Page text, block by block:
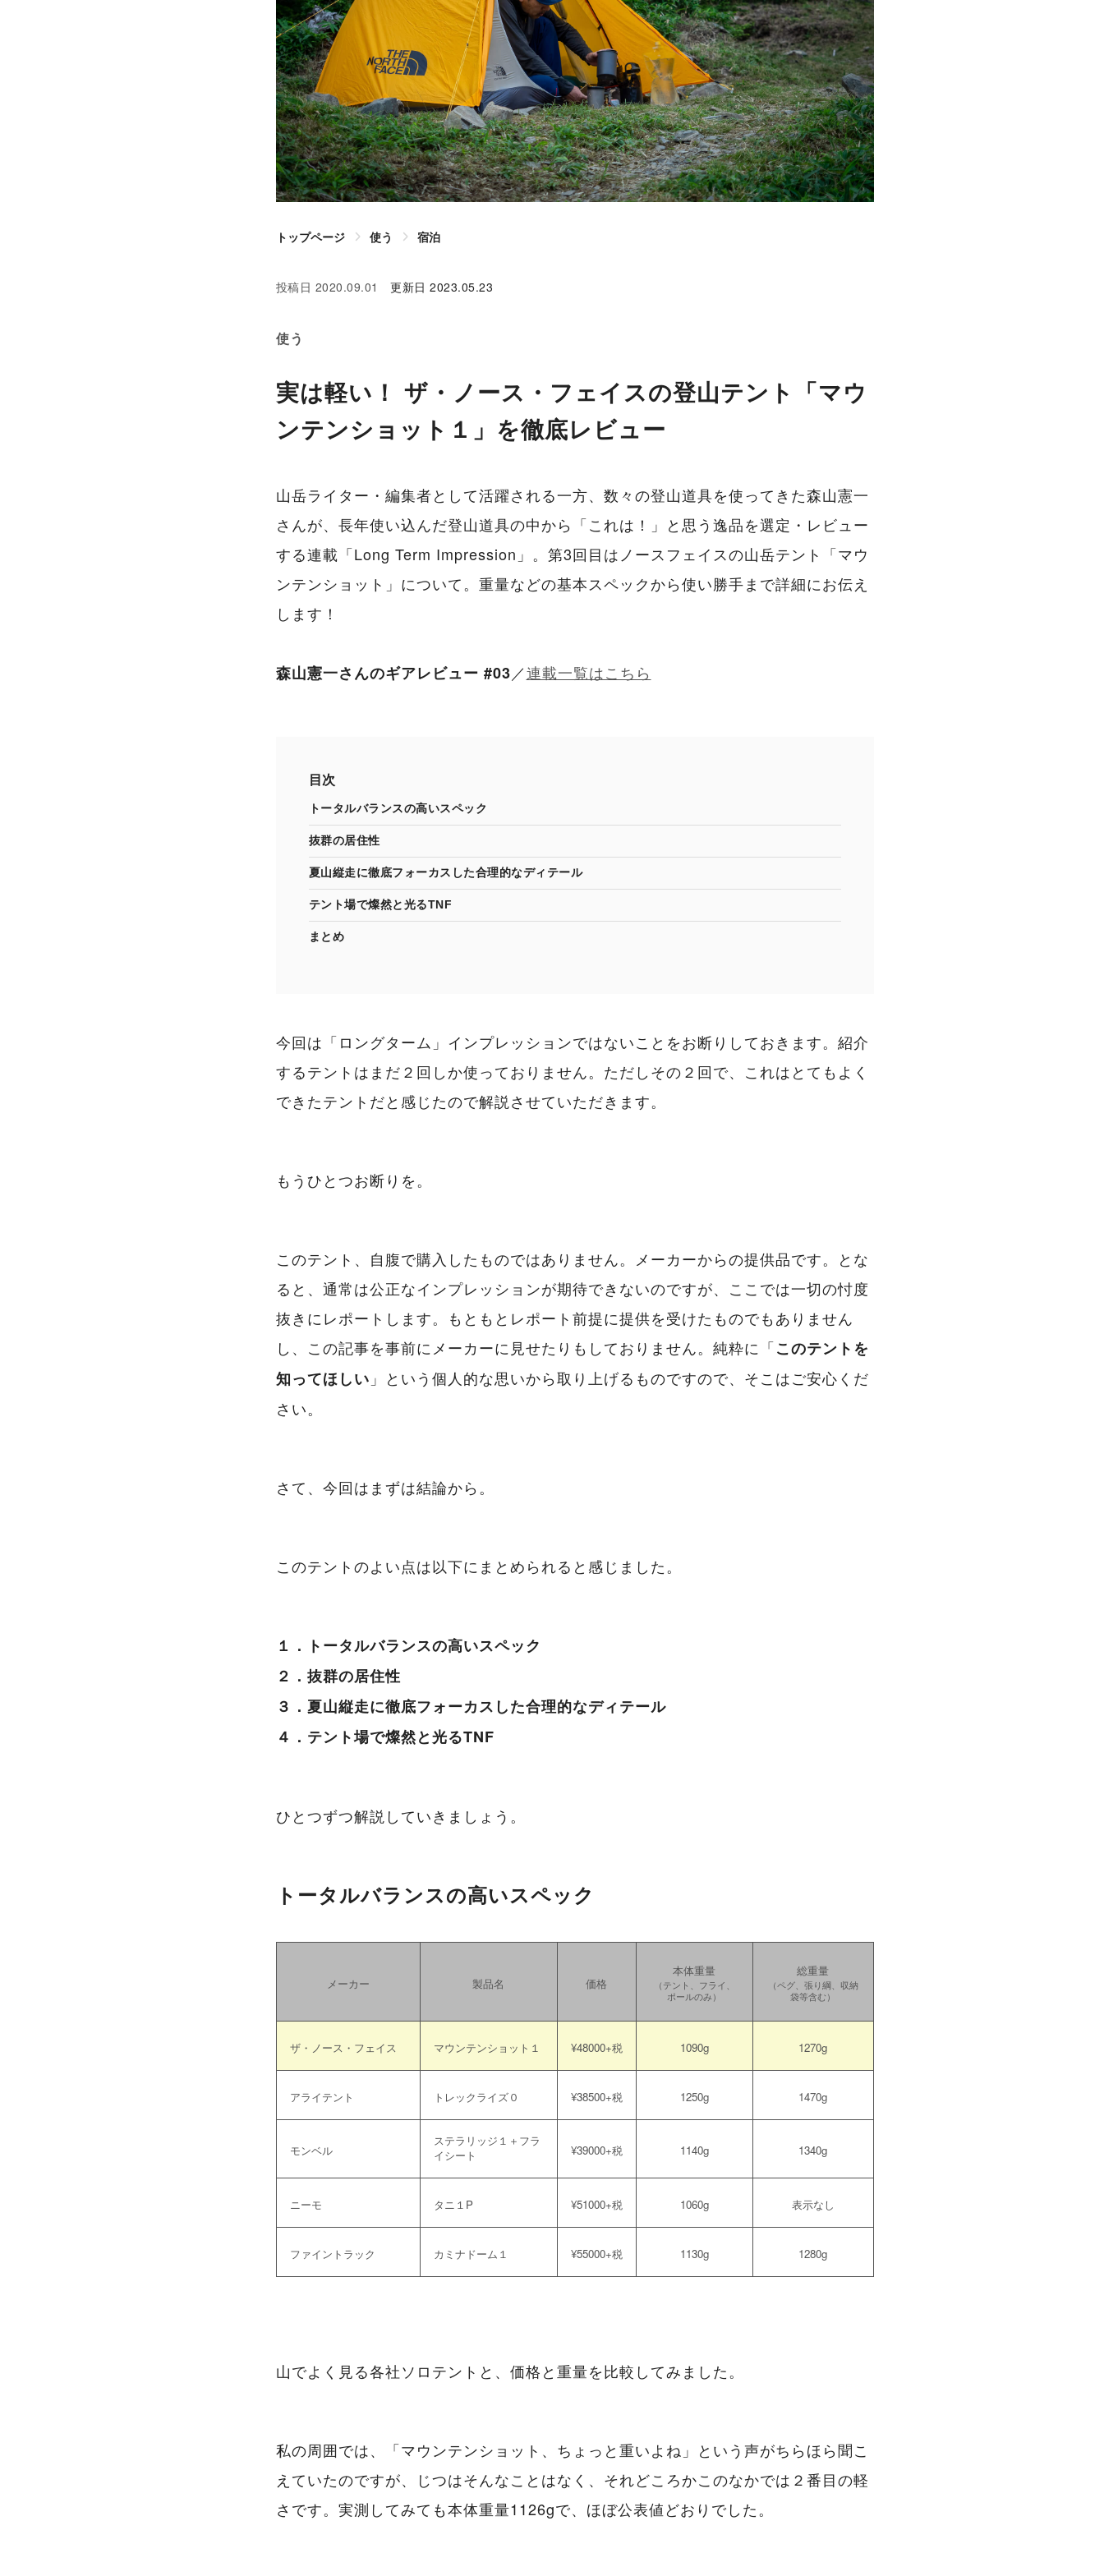
トップページ 使う 宿泊
投稿日 2020.09.01 更新日 2023.05.23
使う
実は軽い！ ザ・ノース・フェイスの登山テント「マウ
ンテンショット１」を徹底レビュー
山岳ライター・編集者として活躍される一方、数々の登山道具を使ってきた森山憲一
さんが、長年使い込んだ登山道具の中から「これは！」と思う逸品を選定・レビュー
する連載「Long Term Impression」。第3回目はノースフェイスの山岳テント「マウ
ンテンショット」について。重量などの基本スペックから使い勝手まで詳細にお伝え
します！
森山憲一さんのギアレビュー #03／連載一覧はこちら
目次
トータルバランスの高いスペック
抜群の居住性
夏山縦走に徹底フォーカスした合理的なディテール
テント場で燦然と光るTNF
まとめ
今回は「ロングターム」インプレッションではないことをお断りしておきます。紹介
するテントはまだ２回しか使っておりません。ただしその２回で、これはとてもよく
できたテントだと感じたので解説させていただきます。
もうひとつお断りを。
このテント、自腹で購入したものではありません。メーカーからの提供品です。とな
ると、通常は公正なインプレッションが期待できないのですが、ここでは一切の忖度
抜きにレポートします。もともとレポート前提に提供を受けたものでもありません
し、この記事を事前にメーカーに見せたりもしておりません。純粋に「このテントを
知ってほしい 」という個人的な思いから取り上げるものですので、そこはご安心くだ
さい。
さて、今回はまずは結論から。
このテントのよい点は以下にまとめられると感じました。
１．トータルバランスの高いスペック
２．抜群の居住性
３．夏山縦走に徹底フォーカスした合理的なディテール
４．テント場で燦然と光るTNF
ひとつずつ解説していきましょう。
トータルバランスの高いスペック
メーカー 製品名 価格
本体重量
（テント、フライ、
ポールのみ）
総重量
（ペグ、張り綱、収納
袋等含む）
ザ・ノース・フェイス マウンテンショット１ ¥48000+税 1090g 1270g
アライテント トレックライズ０ ¥38500+税 1250g 1470g
モンベル
ステラリッジ１＋フラ
イシート
¥39000+税 1140g 1340g
ニーモ タニ１P ¥51000+税 1060g 表示なし
ファイントラック カミナドーム１ ¥55000+税 1130g 1280g
山でよく見る各社ソロテントと、価格と重量を比較してみました。
私の周囲では、「マウンテンショット、ちょっと重いよね」という声がちらほら聞こ
えていたのですが、じつはそんなことはなく、それどころかこのなかでは２番目の軽
さです。実測してみても本体重量1126gで、ほぼ公表値どおりでした。